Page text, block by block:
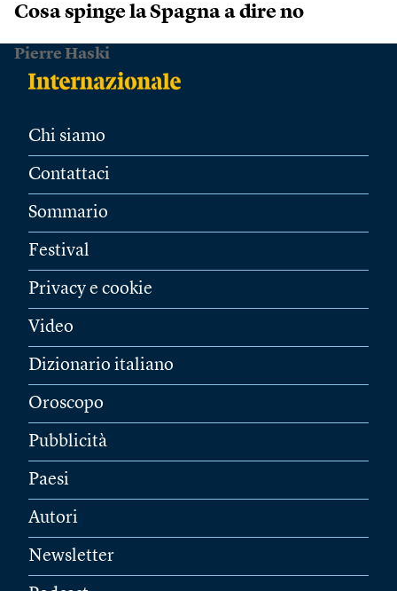
Cosa spinge la Spagna a dire no
Pierre Haski
Chi siamo
Contattaci
Sommario
Festival
Privacy e cookie
Video
Dizionario italiano
Oroscopo
Pubblicità
Paesi
Autori
Newsletter